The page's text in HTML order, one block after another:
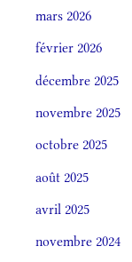
mars 2026
février 2026
décembre 2025
novembre 2025
octobre 2025
août 2025
avril 2025
novembre 2024